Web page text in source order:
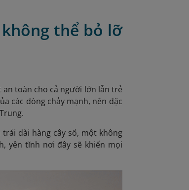
thể bỏ lỡ
toàn cho cả người lớn lẫn trẻ
các dòng chảy mạnh, nên đặc
dài hàng cây số, một không
yên tĩnh nơi đây sẽ khiến mọi